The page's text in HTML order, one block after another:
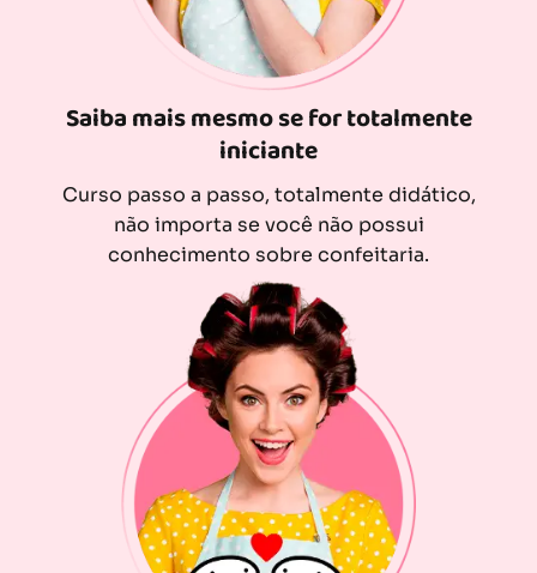
Saiba mais mesmo se for totalmente
iniciante
Curso passo a passo, totalmente didático,
não importa se você não possui
conhecimento sobre confeitaria.